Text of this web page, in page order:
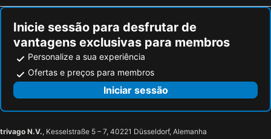
Inicie sessão para desfrutar de
vantagens exclusivas para membros
Personalize a sua experiência
Ofertas e preços para membros
Iniciar sessão
trivago N.V., Kesselstraße 5 – 7, 40221 Düsseldorf, Alemanha